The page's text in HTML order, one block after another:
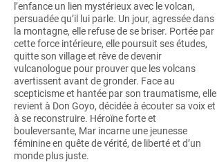
l’enfance un lien mystérieux avec le volcan,
persuadée qu’il lui parle. Un jour, agressée dans
la montagne, elle refuse de se briser. Portée par
cette force intérieure, elle poursuit ses études,
quitte son village et rêve de devenir
vulcanologue pour prouver que les volcans
avertissent avant de gronder. Face au
scepticisme et hantée par son traumatisme, elle
revient à Don Goyo, décidée à écouter sa voix et
à se reconstruire. Héroïne forte et
bouleversante, Mar incarne une jeunesse
féminine en quête de vérité, de liberté et d’un
monde plus juste.